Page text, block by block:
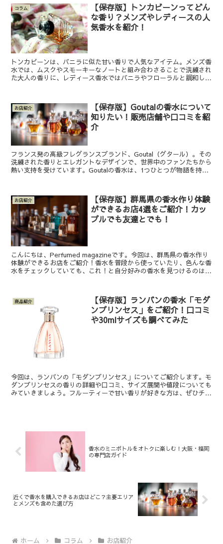
コラム
【保存版】トンカビーンってどん
な香り？メンズやレディースの人
気香水を紹介！
トンカビーンは、バニラに似た甘い香りで人気なアイテム。メンズ香
水では、ムスクやスモーキーなノートと組み合わさることで洗練され
た大人の香りに、レディース香水ではバニラやフローラルと調和し、
お店紹介
【保存版】Goutalの香水について
知りたい！販売店舗や口コミを紹
介
フランス発の高級フレグランスブランド、Goutal（グタール）。その
洗練された香りとエレガントなデザインで、世界中のファンたちから
熱い支持を受けています。Goutalの香水は、1つひとつが物語を持
お店紹介
【保存版】群馬県の香水作り体験
ができるお店4選をご紹介！カッ
プルでも友達とでも！
こんにちは、Perfumed magazineです。今回は、群馬県の香水作り
体験ができるお店をご紹介！香水を普段から使っていたり、色んな香
水をチェックしていても、これ！と自分好みの香水を見つけるのは難
商品紹介
【保存版】ランバンの香水「モダ
ンプリンセス」をご紹介！口コミ
や30mlサイズも調べてみた
今回は、ランバンの「モダンプリンセス」についてご紹介します。モ
ダンプリンセスの香りの詳細や口コミ、サイズ展開や値段についても
みていきましょう。フルーティーで甘い香りが好きな方は、ぜひチェ
香水のミニボトルをオトクに楽しむ！大阪・福岡
の専門店ガイド
近くで香水を購入できるお店はどこ？主要エリア
とメンズも含めた選び方
ホーム コラム お店紹介